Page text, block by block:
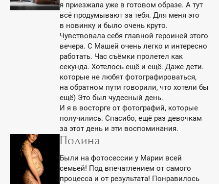
я приезжала уже в готовом образе. А тут
всё продумывают за тебя. Для меня это
в новинку и было очень круто.
Чувствовала себя главной героиней этого
вечера. С Машей очень легко и интересно
работать. Час съёмки пролетел как
секунда. Хотелось ещё и ещё. Даже дети.
которые не любят фотографироваться,
на обратном пути говорили, что хотели бы
ещё) Это был чудесный день.
И я в восторге от фотографий, которые
получились. Спасибо, ещё раз девочкам
за этот день и эти воспоминания.
Полина
Были на фотосессии у Марии всей
семьей! Под впечатлением от самого
процесса и от результата! Понравилось